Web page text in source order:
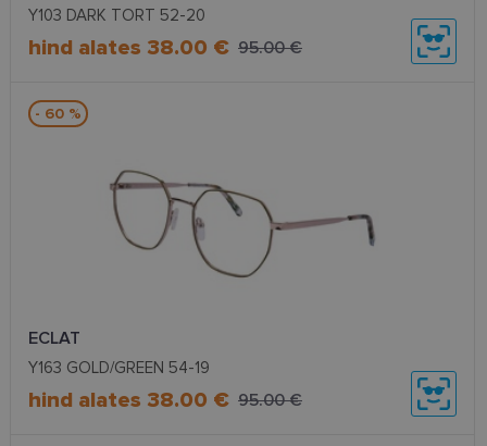
Y103 DARK TORT 52-20
hind alates 38.00 € 95.00 €
- 60 %
ECLAT
Y163 GOLD/GREEN 54-19
hind alates 38.00 € 95.00 €